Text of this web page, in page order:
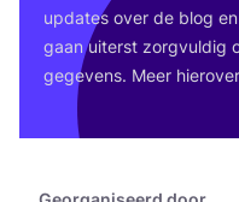
upda­tes over de blog
gaan uiterst zorg­vul­dig
gege­vens. Meer